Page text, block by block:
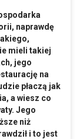
naprawdę
mieli takiej
jego
na
płaczą jak
a wiesz co
Jego
niż
i to jest